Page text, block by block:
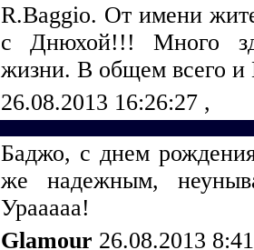
R.Baggio. От имени
с Днюхой!!! Много
жизни. В общем всего
26.08.2013 16:26:27 ,
Баджо, с днем
же надежным,
Урааааа!
Glamour 26.08.2013